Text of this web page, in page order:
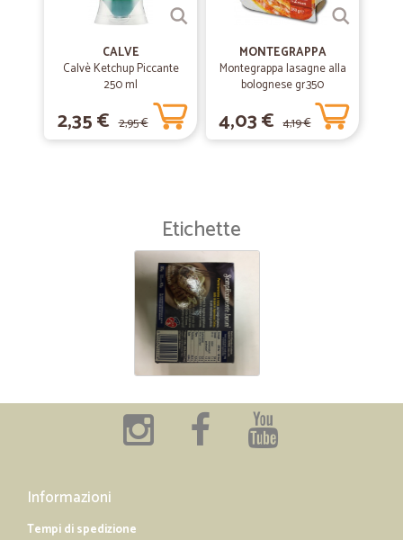
CALVE
Calvè Ketchup Piccante
250 ml
2,35 € 2,95 €
MONTEGRAPPA
Montegrappa lasagne alla
bolognese gr.350
4,03 € 4,19 €
Etichette
Informazioni
Tempi di spedizione